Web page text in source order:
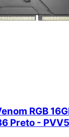
RGB
Preto -